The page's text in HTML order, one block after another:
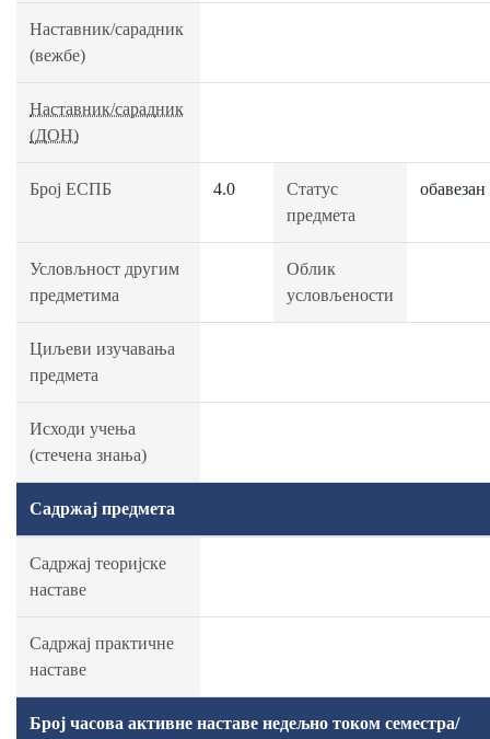
Наставник/сарадник
(вежбе)
Наставник/сарадник
(ДОН)
Број ЕСПБ 4.0
Статус
предмета
обавезан
Условљност другим
предметима
Облик
условљености
Циљеви изучавања
предмета
Исходи учења
(стечена знања)
Садржај предмета
Садржај теоријске
наставе
Садржај практичне
наставе
Број часова активне наставе недељно током семестра/